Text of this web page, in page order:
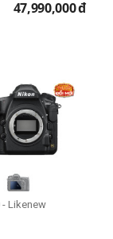
47,990,000đ
Likenew